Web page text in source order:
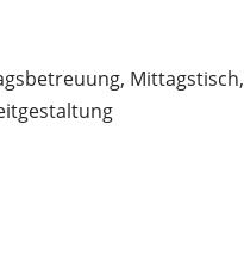
Mittagstisch,